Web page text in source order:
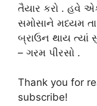
તૈયાર કરો . હવે
સમોસાને મધ્યમ
બ્રાઉન થાય ત્યાં
– ગરમ પીરસો .
Thank you for
subscribe!